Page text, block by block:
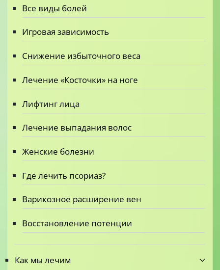
Все виды болей
Игровая зависимость
Снижение избыточного веса
Лечение «Косточки» на ноге
Лифтинг лица
Лечение выпадания волос
Женские болезни
Где лечить псориаз?
Варикозное расширение вен
Восстановление потенции
Как мы лечим